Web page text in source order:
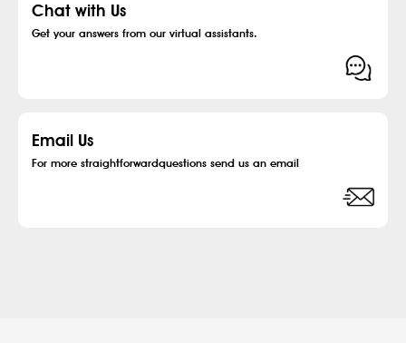
Chat with Us
Get your answers from our virtual assistants.
Email Us
For more straightforwardquestions send us an email